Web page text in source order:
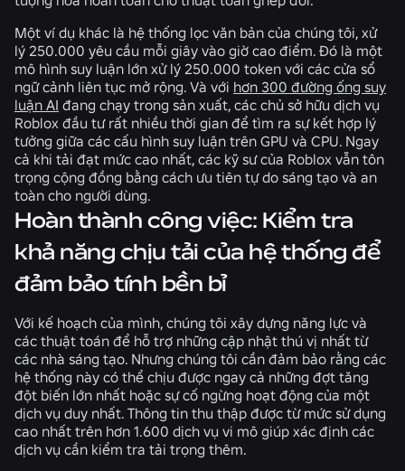
Một ví dụ khác là hệ thống lọc văn bản của chúng tôi, xử
lý 250.000 yêu cầu mỗi giây vào giờ cao điểm. Đó là một
mô hình suy luận lớn xử lý 250.000 token với các cửa sổ
ngữ cảnh liên tục mở rộng. Và với hơn 300 đường ống suy
luận AI đang chạy trong sản xuất, các chủ sở hữu dịch vụ
Roblox đầu tư rất nhiều thời gian để tìm ra sự kết hợp lý
tưởng giữa các cấu hình suy luận trên GPU và CPU. Ngay
cả khi tải đạt mức cao nhất, các kỹ sư của Roblox vẫn tôn
trọng cộng đồng bằng cách ưu tiên tự do sáng tạo và an
toàn cho người dùng.
Hoàn thành công việc: Kiểm tra
khả năng chịu tải của hệ thống để
đảm bảo tính bền bỉ
Với kế hoạch của mình, chúng tôi xây dựng năng lực và
các thuật toán để hỗ trợ những cập nhật thú vị nhất từ
các nhà sáng tạo. Nhưng chúng tôi cần đảm bảo rằng các
hệ thống này có thể chịu được ngay cả những đợt tăng
đột biến lớn nhất hoặc sự cố ngừng hoạt động của một
dịch vụ duy nhất. Thông tin thu thập được từ mức sử dụng
cao nhất trên hơn 1.600 dịch vụ vi mô giúp xác định các
dịch vụ cần kiểm tra tải trọng thêm.